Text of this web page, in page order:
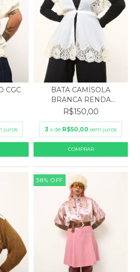
CGC
juros
BATA CAMISOLA
BRANCA RENDA
TRANSPARÊNCIA
R$150,00
3 x de R$50,00 sem juros
38% OFF